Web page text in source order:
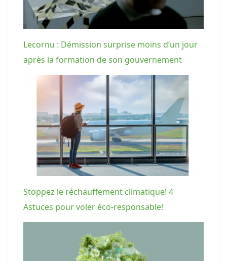
Lecornu : Démission surprise moins d’un jour
après la formation de son gouvernement
Stoppez le réchauffement climatique! 4
Astuces pour voler éco-responsable!